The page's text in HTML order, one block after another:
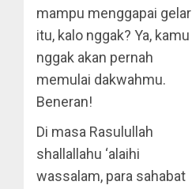
mampu menggapai gelar
itu, kalo nggak? Ya, kamu
nggak akan pernah
memulai dakwahmu.
Beneran!
Di masa Rasulullah
shallallahu ‘alaihi
wassalam, para sahabat